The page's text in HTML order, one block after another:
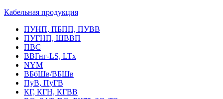
Кабельная продукция
ПУНП, ПБПП, ПУВВ
ПУГНП, ШВВП
ПВС
ВВГнг-LS, LTx
NYM
ВБбШв/ВБШв
ПуВ, ПуГВ
КГ, КГН, КГВВ